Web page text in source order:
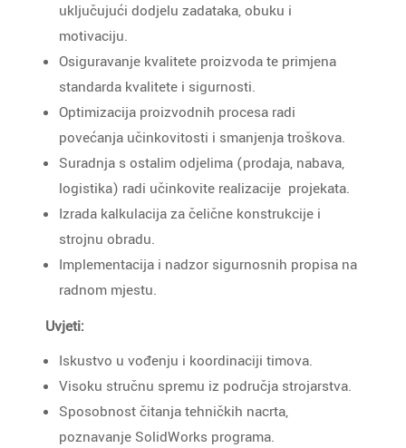
uključujući dodjelu zadataka, obuku i
motivaciju.
Osiguravanje kvalitete proizvoda te primjena
standarda kvalitete i sigurnosti.
Optimizacija proizvodnih procesa radi
povećanja učinkovitosti i smanjenja troškova.
Suradnja s ostalim odjelima (prodaja, nabava,
logistika) radi učinkovite realizacije projekata.
Izrada kalkulacija za čelične konstrukcije i
strojnu obradu.
Implementacija i nadzor sigurnosnih propisa na
radnom mjestu.
Uvjeti:
Iskustvo u vođenju i koordinaciji timova.
Visoku stručnu spremu iz područja strojarstva.
Sposobnost čitanja tehničkih nacrta,
poznavanje SolidWorks programa.